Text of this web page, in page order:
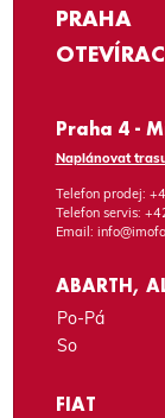
PRAHA
Praha 4 -
Naplánovat
Telefon prodej:
Telefon servis:
Email:
ABARTH,
Po-Pá
So
FIAT